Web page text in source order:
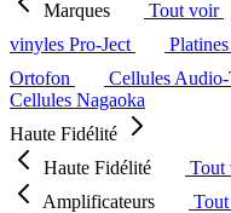
Marques
Tout voir
vinyles Pro-Ject
Ortofon
Cellules Audio-
Cellules Nagaoka
Haute Fidélité
Haute Fidélité
Tout
Amplificateurs